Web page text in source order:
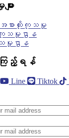
ား
စားထိုးကုသမှု
ကုသမှုဌာန
သမှုဌာန
ြည့်ရန်
Line Tiktok